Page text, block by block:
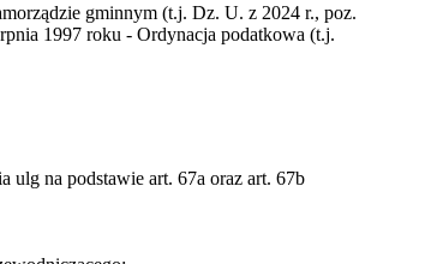
gminnym (t.j. Dz. U. z 2024 r., poz.
1997 roku - Ordynacja podatkowa (t.j.
ulg na podstawie art. 67a oraz art. 67b